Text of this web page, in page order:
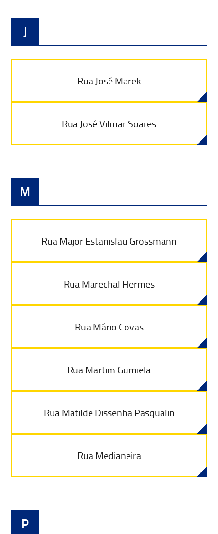
J
Rua José Marek
Rua José Vilmar Soares
M
Rua Major Estanislau Grossmann
Rua Marechal Hermes
Rua Mário Covas
Rua Martim Gumiela
Rua Matilde Dissenha Pasqualin
Rua Medianeira
P